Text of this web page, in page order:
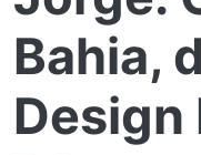
Bahia,
Design